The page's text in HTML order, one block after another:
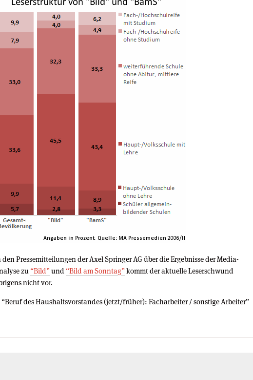
den Pressemitteilungen der Axel Springer AG über die Ergebnisse der Media-
zu “Bild”und “Bild am Sonntag”kommt der aktuelle Leserschwund
nicht vor.
“Beruf des Haushaltsvorstandes (jetzt/früher): Facharbeiter / sonstige Arbeiter”